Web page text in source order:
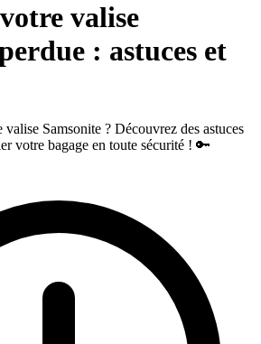
valise
: astuces et
Samsonite ? Découvrez des astuces
votre bagage en toute sécurité ! 🔑